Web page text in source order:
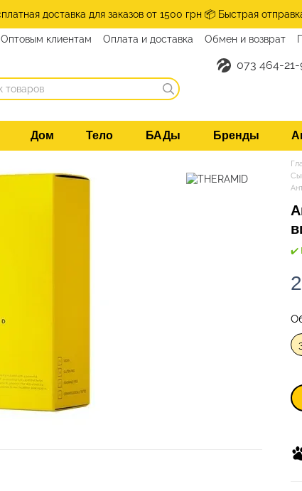
доставка для заказов от 1500 грн 📦 Быстрая
Оптовым клиентам Оплата и доставка Обмен и возврат
073 464-
Дом Тело БАДы Бренды
✔️